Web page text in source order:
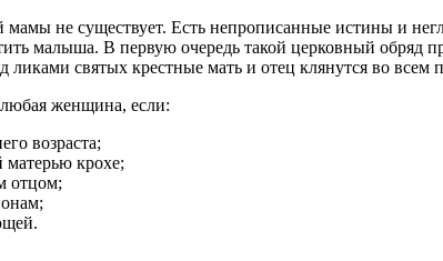
мамы не существует. Есть непрописанные истины и
малыша. В первую очередь такой церковный
ликами святых крестные мать и отец клянутся во всем
женщина, если:
возраста;
матерью крохе;
отцом;